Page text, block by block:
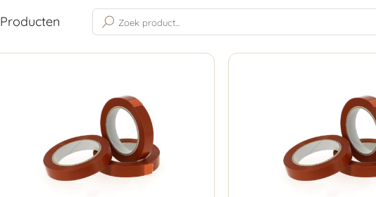
Producten Gesorteerd